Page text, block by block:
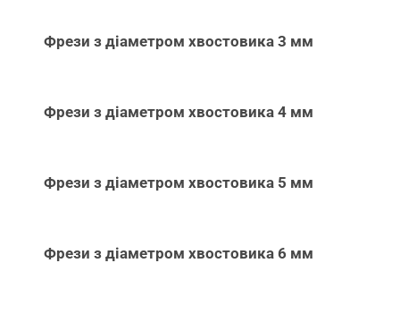
Фрези з діаметром хвостовика 3 мм
Фрези з діаметром хвостовика 4 мм
Фрези з діаметром хвостовика 5 мм
Фрези з діаметром хвостовика 6 мм